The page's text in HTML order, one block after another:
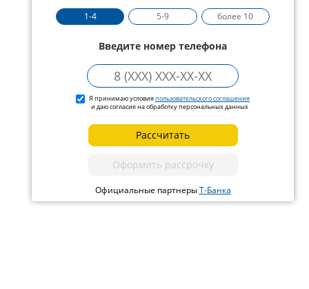
1-4 5-9 более 10
Введите номер телефона
Я принимаю условияпользовательского соглашения
и даю согласие на обработку персональных данных
Рассчитать
Оформить рассрочку
Официальные партнерыТ-Банка